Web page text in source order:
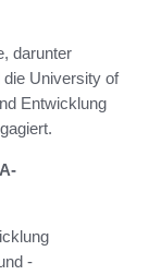
darunter
University of
Entwicklung
-